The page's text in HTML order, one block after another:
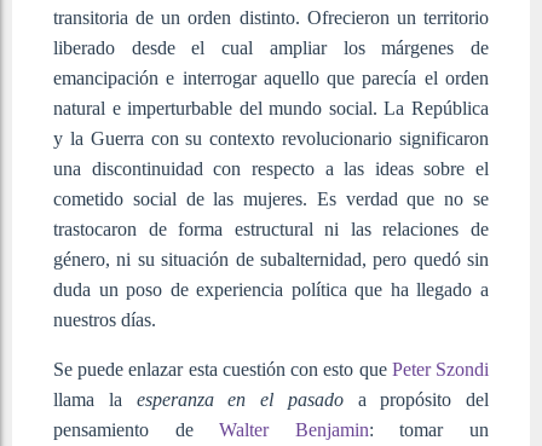
transitoria de un orden distinto. Ofrecieron un territorio
liberado desde el cual ampliar los márgenes de
emancipación e interrogar aquello que parecía el orden
natural e imperturbable del mundo social. La República
y la Guerra con su contexto revolucionario significaron
una discontinuidad con respecto a las ideas sobre el
cometido social de las mujeres. Es verdad que no se
trastocaron de forma estructural ni las relaciones de
género, ni su situación de subalternidad, pero quedó sin
duda un poso de experiencia política que ha llegado a
nuestros días.
Se puede enlazar esta cuestión con esto que Peter Szondi
llama la esperanza en el pasadoa propósito del
pensamiento deWalter Benjamin: tomar un